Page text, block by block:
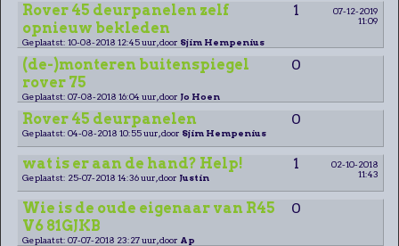
Rover 45 deurpanelen zelf
opnieuw bekleden
1
07-12-2019
11:09
Geplaatst: 10-08-2018 12:45 uur, door Sjim Hempenius
(de-)monteren buitenspiegel
rover 75
0
Geplaatst: 07-08-2018 16:04 uur, door Jo Hoen
Rover 45 deurpanelen 0
Geplaatst: 04-08-2018 10:55 uur, door Sjim Hempenius
wat is er aan de hand? Help! 1
02-10-2018
11:43
Geplaatst: 25-07-2018 14:36 uur, door Justin
Wie is de oude eigenaar van R45
V6 81GJKB
0
Geplaatst: 07-07-2018 23:27 uur, door Ap